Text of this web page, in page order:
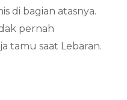
di bagian atasnya.
pernah
tamu saat Lebaran.